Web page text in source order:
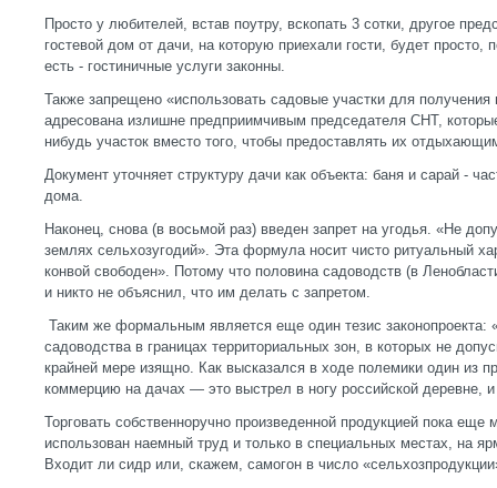
Просто у любителей, встав поутру, вскопать 3 сотки, другое
гостевой дом от дачи, на которую приехали гости, будет просто,
есть - гостиничные услуги законны.
Также запрещено «использовать садовые участки для
адресована излишне предприимчивым председателя СНТ,
нибудь участок вместо того, чтобы предоставлять их
Документ уточняет структуру дачи как объекта: баня и сарай -
дома.
Наконец, снова (в восьмой раз) введен запрет на угодья. «Не
землях сельхозугодий». Эта формула носит чисто ритуальный
конвой свободен». Потому что половина садоводств (в
и никто не объяснил, что им делать с запретом.
Таким же формальным является еще один тезис законопроекта:
садоводства в границах территориальных зон, в которых не
крайней мере изящно. Как высказался в ходе полемики один из
коммерцию на дачах — это выстрел в ногу российской деревне,
Торговать собственноручно произведенной продукцией пока
использован наемный труд и только в специальных местах, на
Входит ли сидр или, скажем, самогон в число